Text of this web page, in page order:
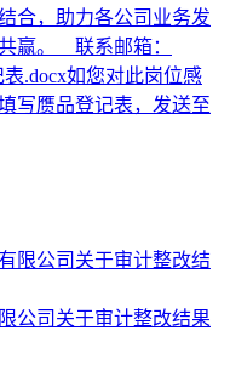
合，助力各公司业务发
赢。 联系邮箱：
表.docx如您对此岗位感
写赝品登记表，发送至
公司关于审计整改结果